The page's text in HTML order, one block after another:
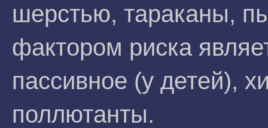
шерстью, тараканы,
фактором риска
пассивное (у детей),
поллютанты.